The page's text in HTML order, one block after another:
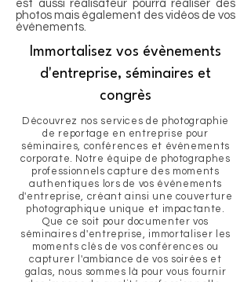
est aussi réalisateur pourra réaliser des
photos mais également des vidéos de vos
événements.
Immortalisez vos évènements
d'entreprise, séminaires et
congrès
Découvrez nos services de photographie
de reportage en entreprise pour
séminaires, conférences et événements
corporate. Notre équipe de photographes
professionnels capture des moments
authentiques lors de vos événements
d'entreprise, créant ainsi une couverture
photographique unique et impactante.
Que ce soit pour documenter vos
séminaires d'entreprise, immortaliser les
moments clés de vos conférences ou
capturer l'ambiance de vos soirées et
galas, nous sommes là pour vous fournir